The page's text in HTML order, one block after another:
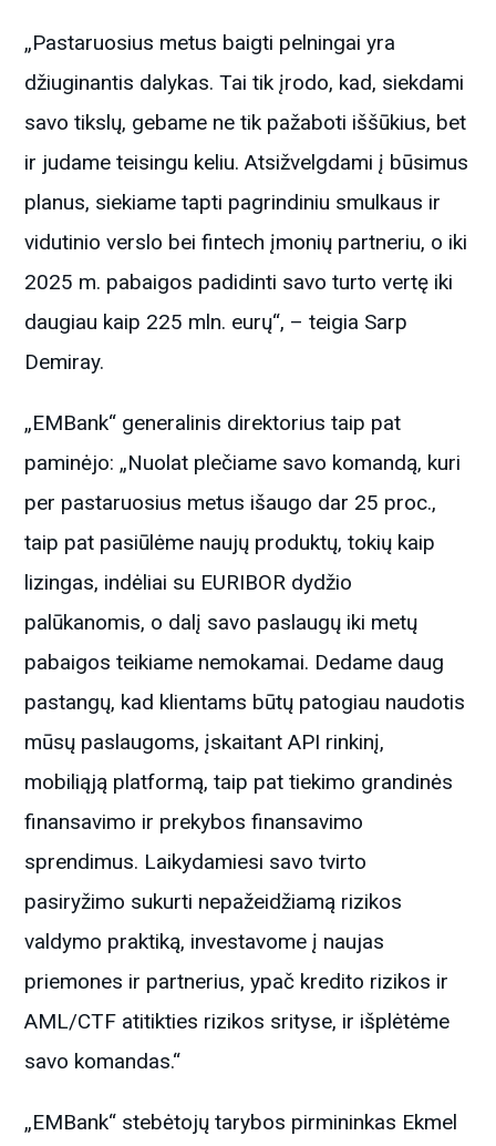
„Pastaruosius metus baigti pelningai yra
džiuginantis dalykas. Tai tik įrodo, kad, siekdami
savo tikslų, gebame ne tik pažaboti iššūkius, bet
ir judame teisingu keliu. Atsižvelgdami į būsimus
planus, siekiame tapti pagrindiniu smulkaus ir
vidutinio verslo bei fintech įmonių partneriu, o iki
2025 m. pabaigos padidinti savo turto vertę iki
daugiau kaip 225 mln. eurų“, – teigia Sarp
Demiray.
„EMBank“ generalinis direktorius taip pat
paminėjo: „Nuolat plečiame savo komandą, kuri
per pastaruosius metus išaugo dar 25 proc.,
taip pat pasiūlėme naujų produktų, tokių kaip
lizingas, indėliai su EURIBOR dydžio
palūkanomis, o dalį savo paslaugų iki metų
pabaigos teikiame nemokamai. Dedame daug
pastangų, kad klientams būtų patogiau naudotis
mūsų paslaugoms, įskaitant API rinkinį,
mobiliąją platformą, taip pat tiekimo grandinės
finansavimo ir prekybos finansavimo
sprendimus. Laikydamiesi savo tvirto
pasiryžimo sukurti nepažeidžiamą rizikos
valdymo praktiką, investavome į naujas
priemones ir partnerius, ypač kredito rizikos ir
AML/CTF atitikties rizikos srityse, ir išplėtėme
savo komandas.“
„EMBank“ stebėtojų tarybos pirmininkas Ekmel